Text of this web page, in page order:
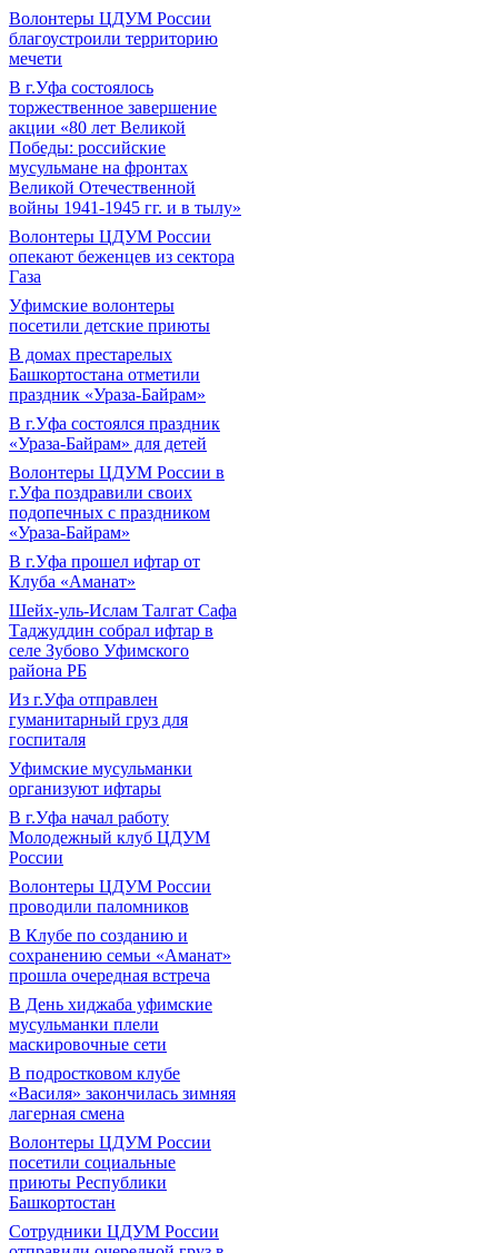
Волонтеры ЦДУМ России
благоустроили территорию
мечети
В г.Уфа состоялось
торжественное завершение
акции «80 лет Великой
Победы: российские
мусульмане на фронтах
Великой Отечественной
войны 1941-1945 гг. и в тылу»
Волонтеры ЦДУМ России
опекают беженцев из сектора
Газа
Уфимские волонтеры
посетили детские приюты
В домах престарелых
Башкортостана отметили
праздник «Ураза-Байрам»
В г.Уфа состоялся праздник
«Ураза-Байрам» для детей
Волонтеры ЦДУМ России в
г.Уфа поздравили своих
подопечных с праздником
«Ураза-Байрам»
В г.Уфа прошел ифтар от
Клуба «Аманат»
Шейх-уль-Ислам Талгат Сафа
Таджуддин собрал ифтар в
селе Зубово Уфимского
района РБ
Из г.Уфа отправлен
гуманитарный груз для
госпиталя
Уфимские мусульманки
организуют ифтары
В г.Уфа начал работу
Молодежный клуб ЦДУМ
России
Волонтеры ЦДУМ России
проводили паломников
В Клубе по созданию и
сохранению семьи «Аманат»
прошла очередная встреча
В День хиджаба уфимские
мусульманки плели
маскировочные сети
В подростковом клубе
«Василя» закончилась зимняя
лагерная смена
Волонтеры ЦДУМ России
посетили социальные
приюты Республики
Башкортостан
Сотрудники ЦДУМ России